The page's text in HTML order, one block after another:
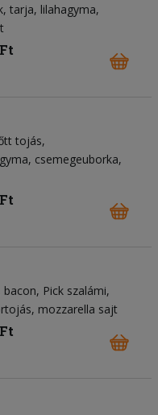
tarja lilahagyma
tojás
csemegeuborka
bacon Pick szalámi
mozzarella sajt